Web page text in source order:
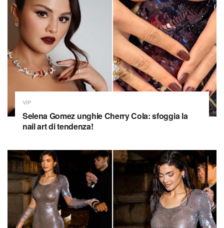
VIP
Selena Gomez unghie Cherry Cola: sfoggia la
nail art di tendenza!